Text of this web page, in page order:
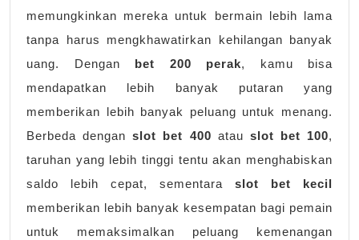
memungkinkan mereka untuk bermain lebih lama
tanpa harus mengkhawatirkan kehilangan banyak
uang. Dengan bet 200 perak, kamu bisa
mendapatkan lebih banyak putaran yang
memberikan lebih banyak peluang untuk menang.
Berbeda denganslot bet 400 atau slot bet 100,
taruhan yang lebih tinggi tentu akan menghabiskan
saldo lebih cepat, sementara slot bet kecil
memberikan lebih banyak kesempatan bagi pemain
untuk memaksimalkan peluang kemenangan